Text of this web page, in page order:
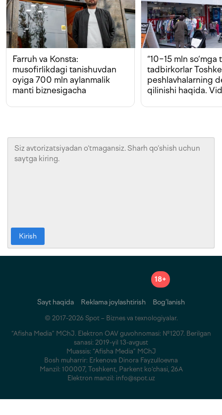
Farruh va Konsta:
musofirlikdagi tanishuvdan
oyiga 700 mln aylanmalik
manti biznesigacha
“10−15 mln so‘mga
tadbirkorlar
peshlavhalarning
qilinishi haqida.
Kirish
18+
Sayt haqida Reklama joylashtirish Bog‘lanish
© 2017-2026 Spot – Biznes va texnologiyalar.
“Afisha Media” MChJ. Elektron OAV guvohnomasi: №1207. Berilgan
sanasi: 2019-yil 13-avgust
Muassis: “Afisha Media” MChJ
Bosh muharrir: Erkenova Dinora Fayzulloevna
Manzil: 100007, Toshkent, Parkent ko‘chasi, 26A
Elektron manzil: info@spot.uz